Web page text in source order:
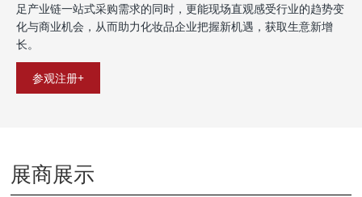
足产业链一站式采购需求的同时，更能现场直观感受行业的趋势变
化与商业机会，从而助力化妆品企业把握新机遇，获取生意新增
长。
参观注册+
展商展示